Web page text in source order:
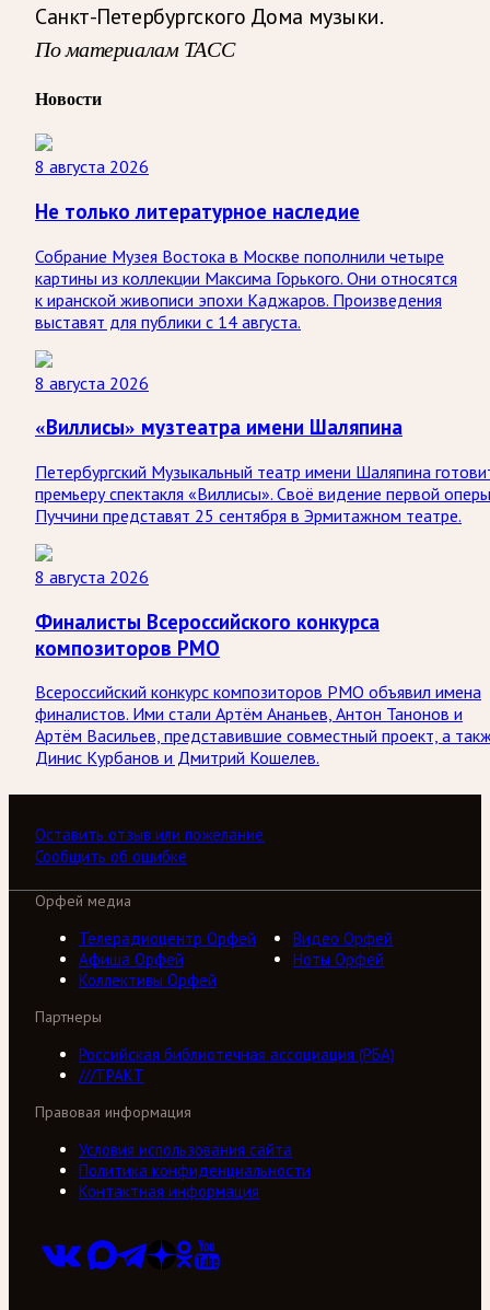
Санкт-Петербургского Дома музыки.
По материалам ТАСС
Новости
8 августа 2026
Не только литературное наследие
Собрание Музея Востока в Москве пополнили четыре
картины из коллекции Максима Горького. Они относятся
к иранской живописи эпохи Каджаров. Произведения
выставят для публики с 14 августа.
8 августа 2026
«Виллисы» музтеатра имени Шаляпина
Петербургский Музыкальный театр имени Шаляпина
премьеру спектакля «Виллисы». Своё видение первой оперы
Пуччини представят 25 сентября в Эрмитажном театре.
8 августа 2026
Финалисты Всероссийского конкурса
композиторов РМО
Всероссийский конкурс композиторов РМО объявил имена
финалистов. Ими стали Артём Ананьев, Антон Танонов и
Артём Васильев, представившие совместный проект, а
Динис Курбанов и Дмитрий Кошелев.
Оставить отзыв или пожелание
Сообщить об ошибке
Орфей медиа
Телерадиоцентр Орфей
Видео Орфей
Афиша Орфей
Ноты Орфей
Коллективы Орфей
Партнеры
Российская библиотечная ассоциация (РБА)
///ТРАКТ
Правовая информация
Условия использования сайта
Политика конфиденциальности
Контактная информация